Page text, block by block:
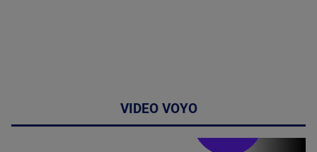
VIDEO VOYO